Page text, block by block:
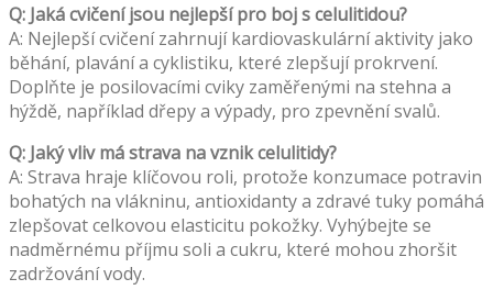
Q: Jaká cvičení jsou nejlepší pro boj s celulitidou?
A: Nejlepší cvičení zahrnují kardiovaskulární aktivity jako
běhání, plavání a cyklistiku, které zlepšují prokrvení.
Doplňte je posilovacími cviky zaměřenými na stehna a
hýždě, například dřepy a výpady, pro zpevnění svalů.
Q: Jaký vliv má strava na vznik celulitidy?
A: Strava hraje klíčovou roli, protože konzumace potravin
bohatých na vlákninu, antioxidanty a zdravé tuky pomáhá
zlepšovat celkovou elasticitu pokožky. Vyhýbejte se
nadměrnému příjmu soli a cukru, které mohou zhoršit
zadržování vody.